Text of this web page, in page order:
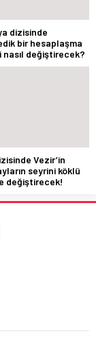
dizisinde
bir hesaplaşma
nasıl değiştirecek?
Vezir’in
seyrini köklü
değiştirecek!